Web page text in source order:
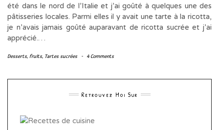
été dans le nord de l’Italie et j’ai goûté à quelques une des
pâtisseries locales. Parmi elles il y avait une tarte à la ricotta,
je n’avais jamais goûté auparavant de ricotta sucrée et j’ai
apprécié.…
Desserts, fruits, Tartes sucrées - 4 Comments
Retrouvez Moi Sur